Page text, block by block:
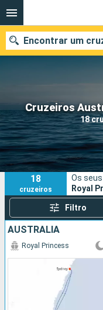
Cruzeiros
18
Encontrar um
Quando ir?
Data de partida
Portos
18
cruzeiros
Os
Royal
Filtro
AUSTRALIA
Royal Princess